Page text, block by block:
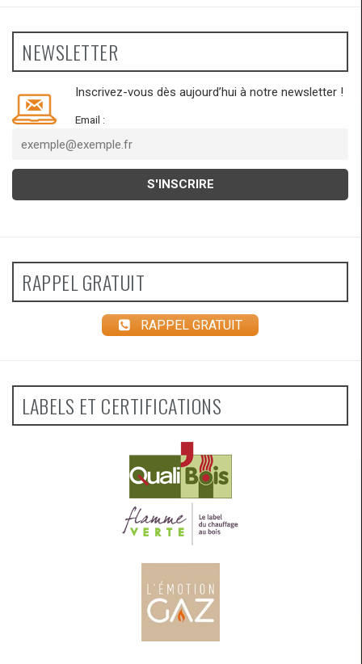
NEWSLETTER
Inscrivez-vous dès aujourd’hui à notre newsletter !
Email :
RAPPEL GRATUIT
RAPPEL GRATUIT
LABELS ET CERTIFICATIONS